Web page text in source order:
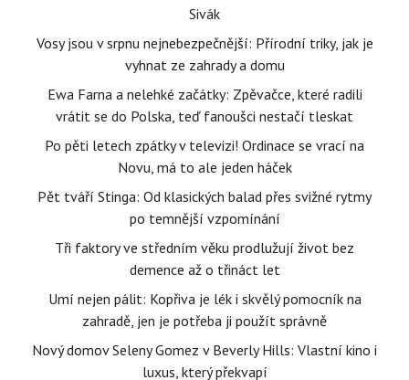
Sivák
Vosy jsou v srpnu nejnebezpečnější: Přírodní triky, jak je
vyhnat ze zahrady a domu
Ewa Farna a nelehké začátky: Zpěvačce, které radili
vrátit se do Polska, teď fanoušci nestačí tleskat
Po pěti letech zpátky v televizi! Ordinace se vrací na
Novu, má to ale jeden háček
Pět tváří Stinga: Od klasických balad přes svižné rytmy
po temnější vzpomínání
Tři faktory ve středním věku prodlužují život bez
demence až o třináct let
Umí nejen pálit: Kopřiva je lék i skvělý pomocník na
zahradě, jen je potřeba ji použít správně
Nový domov Seleny Gomez v Beverly Hills: Vlastní kino i
luxus, který překvapí